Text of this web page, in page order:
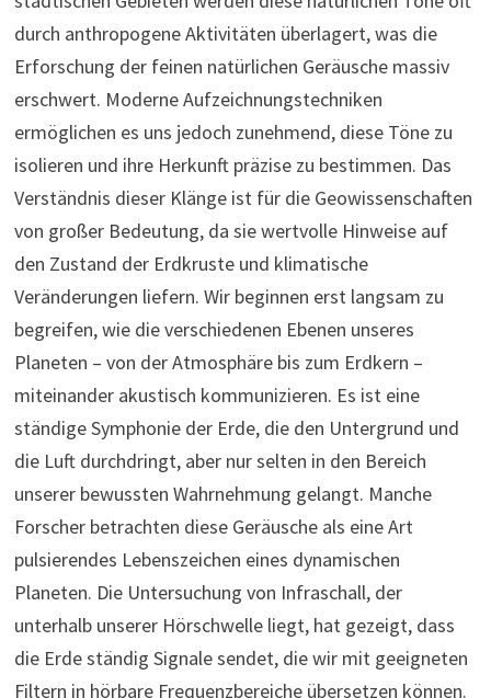
durch anthropogene Aktivitäten überlagert, was die
Erforschung der feinen natürlichen Geräusche massiv
erschwert. Moderne Aufzeichnungstechniken
ermöglichen es uns jedoch zunehmend, diese Töne zu
isolieren und ihre Herkunft präzise zu bestimmen. Das
Verständnis dieser Klänge ist für die Geowissenschaften
von großer Bedeutung, da sie wertvolle Hinweise auf
den Zustand der Erdkruste und klimatische
Veränderungen liefern. Wir beginnen erst langsam zu
begreifen, wie die verschiedenen Ebenen unseres
Planeten – von der Atmosphäre bis zum Erdkern –
miteinander akustisch kommunizieren. Es ist eine
ständige Symphonie der Erde, die den Untergrund und
die Luft durchdringt, aber nur selten in den Bereich
unserer bewussten Wahrnehmung gelangt. Manche
Forscher betrachten diese Geräusche als eine Art
pulsierendes Lebenszeichen eines dynamischen
Planeten. Die Untersuchung von Infraschall, der
unterhalb unserer Hörschwelle liegt, hat gezeigt, dass
die Erde ständig Signale sendet, die wir mit geeigneten
Filtern in hörbare Frequenzbereiche übersetzen können.